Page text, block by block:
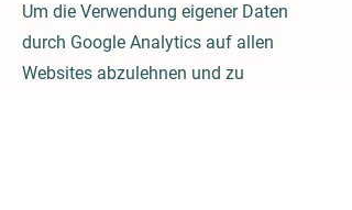
Um die Verwendung eigener Daten
durch Google Analytics auf allen
Websites abzulehnen und zu